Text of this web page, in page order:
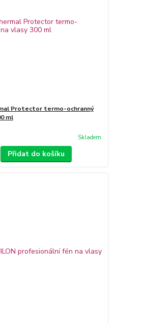
Protector termo-ochranný
ml
Skladem
Přidat do košíku